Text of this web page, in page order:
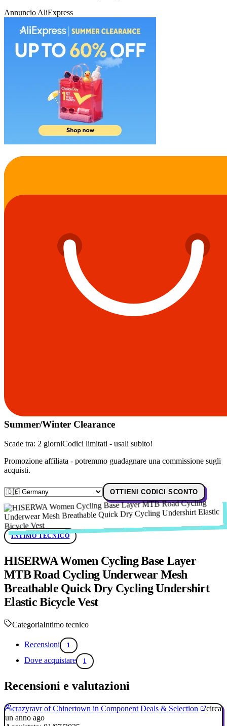
Annuncio AliExpress
Summer/Winter Clearance
Scade tra: 2 giorniCodici limitati - usali subito!
Promozione affiliata - potremmo guadagnare una commissione sugli
acquisti.
OTTIENI CODICI SCONTO
INTIMO TECNICO
HISERWA Women Cycling Base Layer
MTB Road Cycling Underwear Mesh
Breathable Quick Dry Cycling Undershirt
Elastic Bicycle Vest
CategoriaIntimo tecnico
Recensioni 1
Dove acquistare 1
Recensioni e valutazioni
crazyravr of Chinertown in Component Deals & Selection
circa
un anno ago